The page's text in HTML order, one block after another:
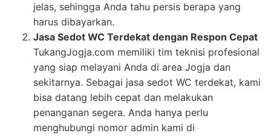
jelas, sehingga Anda tahu persis berapa yang
harus dibayarkan.
Jasa Sedot WC Terdekat dengan Respon Cepat
TukangJogja.com memiliki tim teknisi profesional
yang siap melayani Anda di area Jogja dan
sekitarnya. Sebagai jasa sedot WC terdekat, kami
bisa datang lebih cepat dan melakukan
penanganan segera. Anda hanya perlu
menghubungi nomor admin kami di